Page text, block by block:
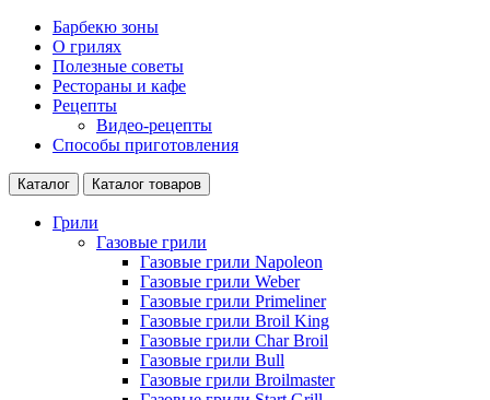
Барбекю зоны
О грилях
Полезные советы
Рестораны и кафе
Рецепты
Видео-рецепты
Способы приготовления
Каталог Каталог товаров
Грили
Газовые грили
Газовые грили Napoleon
Газовые грили Weber
Газовые грили Primeliner
Газовые грили Broil King
Газовые грили Char Broil
Газовые грили Bull
Газовые грили Broilmaster